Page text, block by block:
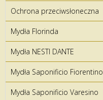
Ochrona przeciwsłoneczna
Mydła Florinda
Mydła NESTI DANTE
Mydła Saponificio Fiorentino
Mydła Saponificio Varesino